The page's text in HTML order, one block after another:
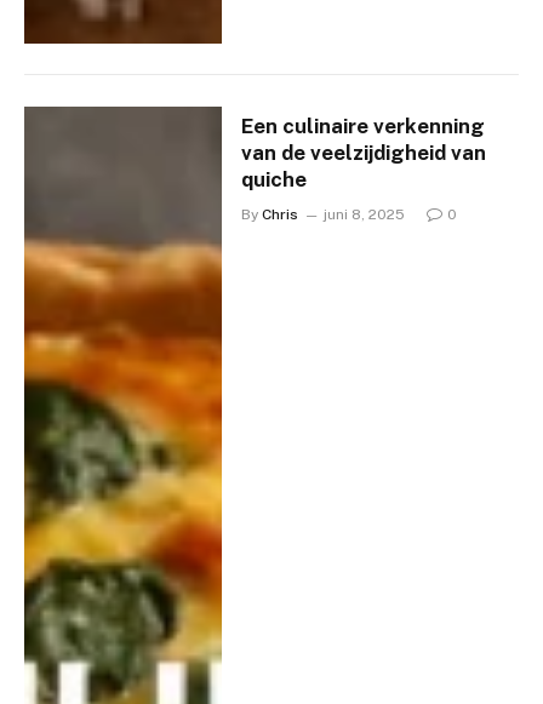
Een culinaire verkenning
van de veelzijdigheid van
quiche
By Chris juni 8, 2025 0